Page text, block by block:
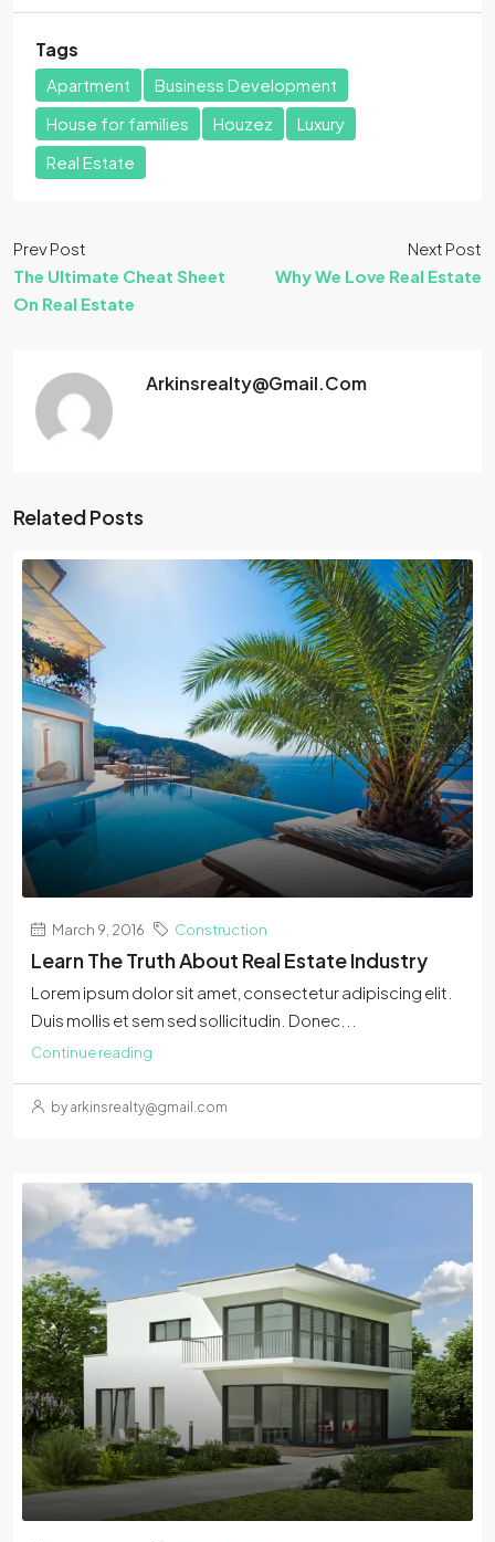
Tags
Apartment
Business Development
House for families
Houzez
Luxury
Real Estate
Prev Post
The Ultimate Cheat Sheet
On Real Estate
Next Post
Why We Love Real Estate
Arkinsrealty@gmail.com
Related Posts
March 9, 2016 Construction
Learn The Truth About Real Estate Industry
Lorem ipsum dolor sit amet, consectetur adipiscing elit.
Duis mollis et sem sed sollicitudin. Donec...
Continue reading
by arkinsrealty@gmail.com